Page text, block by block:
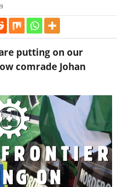
putting on our
comrade Johan